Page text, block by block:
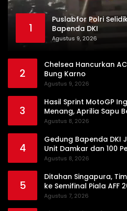
1
Puslabfor Polri
Bapenda DKI
Agustus 9, 2026
2
Chelsea Hancurkan
Bung Karno
Agustus 9, 2026
3
Hasil Sprint MotoGP
Menang, Aprilia Sapu
Agustus 8, 2026
4
Gedung Bapenda DKI
Unit Damkar dan 100
Agustus 8, 2026
5
Ditahan Singapura,
ke Semifinal Piala AFF
Agustus 7, 2026